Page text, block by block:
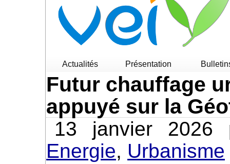
Actualités Présentation
Futur chauffage
appuyé sur la
13 janvier
Energie, Urbanisme